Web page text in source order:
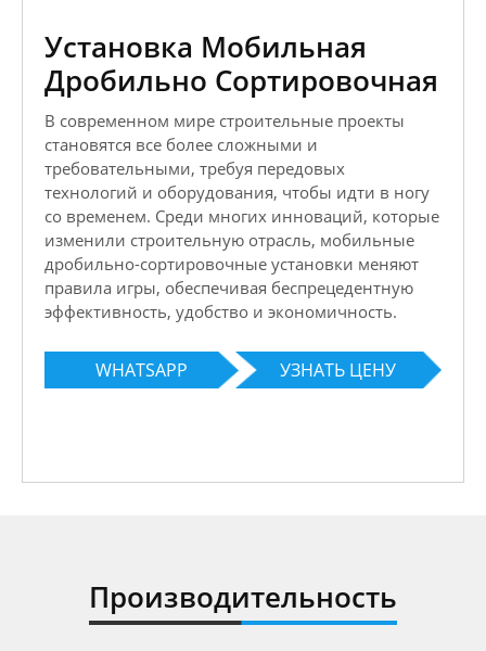
Установка Мобильная
Дробильно Сортировочная
В современном мире строительные проекты
становятся все более сложными и
требовательными, требуя передовых
технологий и оборудования, чтобы идти в ногу
со временем. Среди многих инноваций, которые
изменили строительную отрасль, мобильные
дробильно-сортировочные установки меняют
правила игры, обеспечивая беспрецедентную
эффективность, удобство и экономичность.
WHATSAPP УЗНАТЬ ЦЕНУ
Производительность